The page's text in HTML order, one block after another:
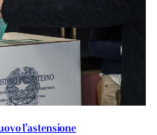
l’astensione